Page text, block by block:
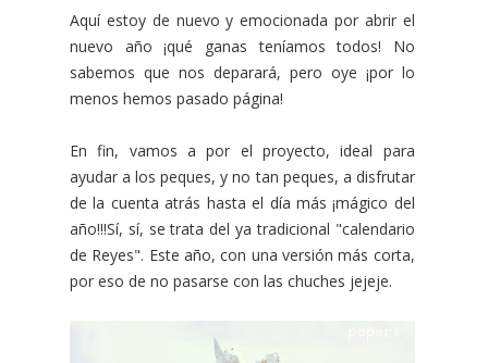
Aquí estoy de nuevo y emocionada por abrir el
nuevo año ¡qué ganas teníamos todos! No
sabemos que nos deparará, pero oye ¡por lo
menos hemos pasado página!
En fin, vamos a por el proyecto, ideal para
ayudar a los peques, y no tan peques, a disfrutar
de la cuenta atrás hasta el día más ¡mágico del
año!!!Sí, sí, se trata del ya tradicional "calendario
de Reyes". Este año, con una versión más corta,
por eso de no pasarse con las chuches jejeje.